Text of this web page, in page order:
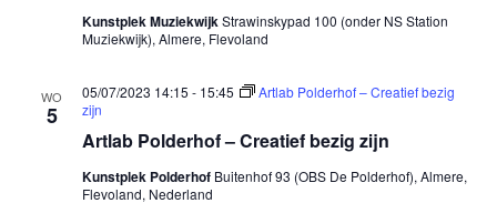
Kunstplek MuziekwijkStrawinskypad 100 (onder NS Station
Muziekwijk), Almere, Flevoland
WO
5
Artlab Polderhof – Creatief bezig zijn
05/07/2023 14:15 - 15:45
Artlab Polderhof – Creatief bezig
zijn
Kunstplek Polderhof Buitenhof 93 (OBS De Polderhof), Almere,
Flevoland, Nederland